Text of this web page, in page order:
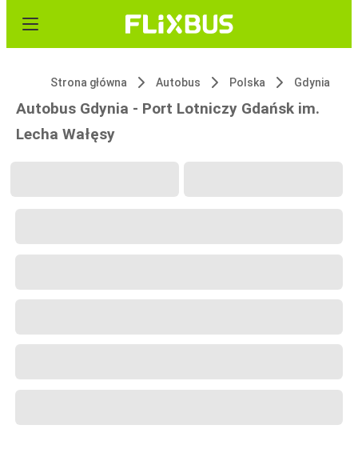
Strona główna Autobus Polska Gdynia
Autobus Gdynia - Port Lotniczy Gdańsk im.
Lecha Wałęsy